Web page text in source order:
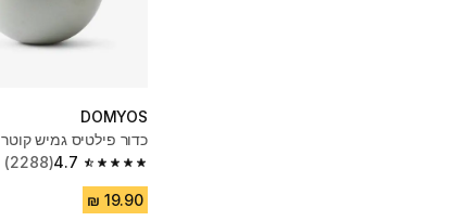
DOMYOS
כדור פילטיס גמיש קוטר 240 מ"מ
4.7
4.7 out of 5 stars from 2288 reviews
(2288)